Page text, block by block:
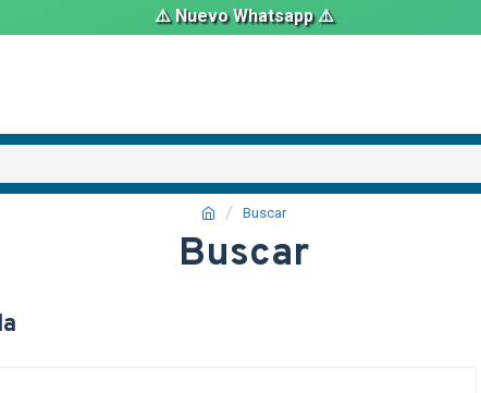
⚠️ Nuevo Whatsapp ⚠️
Buscar
Buscar